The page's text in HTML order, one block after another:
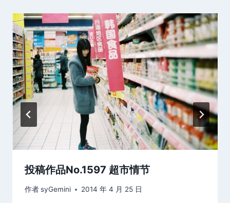
投稿作品No.1597 超市情节
作者syGemini 2014 年 4 月 25 日